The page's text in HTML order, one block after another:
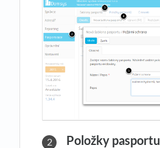
Položky pasportu